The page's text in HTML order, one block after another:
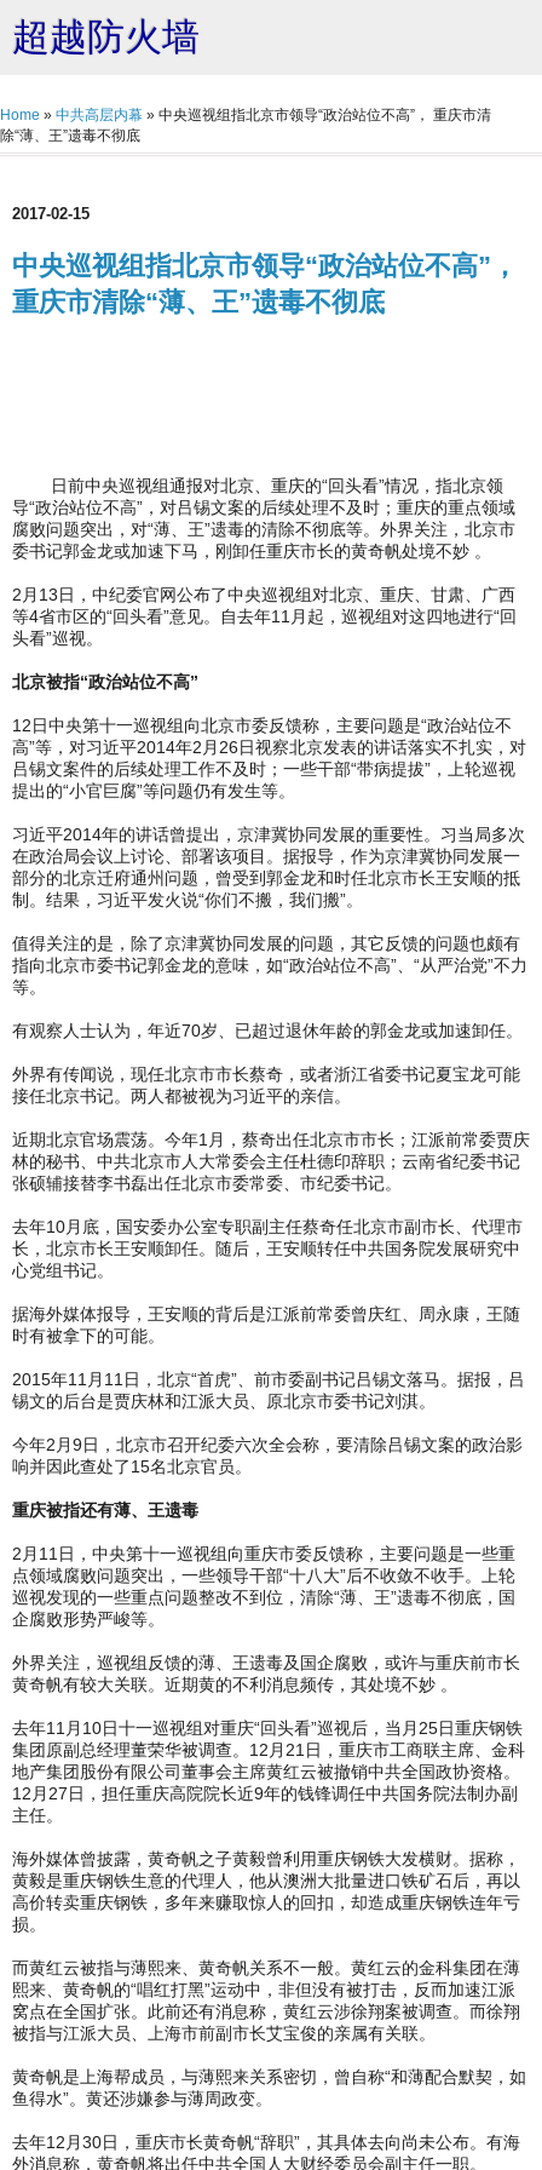
超越防火墙
Home » 中共高层内幕 » 中央巡视组指北京市领导“政治站位不高”， 重庆市清
除“薄、王”遗毒不彻底
2017-02-15
中央巡视组指北京市领导“政治站位不高”，
重庆市清除“薄、王”遗毒不彻底
日前中央巡视组通报对北京、重庆的“回头看”情况，指北京领
导“政治站位不高”，对吕锡文案的后续处理不及时；重庆的重点领域
腐败问题突出，对“薄、王”遗毒的清除不彻底等。外界关注，北京市
委书记郭金龙或加速下马，刚卸任重庆市长的黄奇帆处境不妙 。
2月13日，中纪委官网公布了中央巡视组对北京、重庆、甘肃、广西
等4省市区的“回头看”意见。自去年11月起，巡视组对这四地进行“回
头看”巡视。
北京被指“政治站位不高”
12日中央第十一巡视组向北京市委反馈称，主要问题是“政治站位不
高”等，对习近平2014年2月26日视察北京发表的讲话落实不扎实，对
吕锡文案件的后续处理工作不及时；一些干部“带病提拔”，上轮巡视
提出的“小官巨腐”等问题仍有发生等。
习近平2014年的讲话曾提出，京津冀协同发展的重要性。习当局多次
在政治局会议上讨论、部署该项目。据报导，作为京津冀协同发展一
部分的北京迁府通州问题，曾受到郭金龙和时任北京市长王安顺的抵
制。结果，习近平发火说“你们不搬，我们搬”。
值得关注的是，除了京津冀协同发展的问题，其它反馈的问题也颇有
指向北京市委书记郭金龙的意味，如“政治站位不高”、“从严治党”不力
等。
有观察人士认为，年近70岁、已超过退休年龄的郭金龙或加速卸任。
外界有传闻说，现任北京市市长蔡奇，或者浙江省委书记夏宝龙可能
接任北京书记。两人都被视为习近平的亲信。
近期北京官场震荡。今年1月，蔡奇出任北京市市长；江派前常委贾庆
林的秘书、中共北京市人大常委会主任杜德印辞职；云南省纪委书记
张硕辅接替李书磊出任北京市委常委、市纪委书记。
去年10月底，国安委办公室专职副主任蔡奇任北京市副市长、代理市
长，北京市长王安顺卸任。随后，王安顺转任中共国务院发展研究中
心党组书记。
据海外媒体报导，王安顺的背后是江派前常委曾庆红、周永康，王随
时有被拿下的可能。
2015年11月11日，北京“首虎”、前市委副书记吕锡文落马。据报，吕
锡文的后台是贾庆林和江派大员、原北京市委书记刘淇。
今年2月9日，北京市召开纪委六次全会称，要清除吕锡文案的政治影
响并因此查处了15名北京官员。
重庆被指还有薄、王遗毒
2月11日，中央第十一巡视组向重庆市委反馈称，主要问题是一些重
点领域腐败问题突出，一些领导干部“十八大”后不收敛不收手。上轮
巡视发现的一些重点问题整改不到位，清除“薄、王”遗毒不彻底，国
企腐败形势严峻等。
外界关注，巡视组反馈的薄、王遗毒及国企腐败，或许与重庆前市长
黄奇帆有较大关联。近期黄的不利消息频传，其处境不妙 。
去年11月10日十一巡视组对重庆“回头看”巡视后，当月25日重庆钢铁
集团原副总经理董荣华被调查。12月21日，重庆市工商联主席、金科
地产集团股份有限公司董事会主席黄红云被撤销中共全国政协资格。
12月27日，担任重庆高院院长近9年的钱锋调任中共国务院法制办副
主任。
海外媒体曾披露，黄奇帆之子黄毅曾利用重庆钢铁大发横财。据称，
黄毅是重庆钢铁生意的代理人，他从澳洲大批量进口铁矿石后，再以
高价转卖重庆钢铁，多年来赚取惊人的回扣，却造成重庆钢铁连年亏
损。
而黄红云被指与薄熙来、黄奇帆关系不一般。黄红云的金科集团在薄
熙来、黄奇帆的“唱红打黑”运动中，非但没有被打击，反而加速江派
窝点在全国扩张。此前还有消息称，黄红云涉徐翔案被调查。而徐翔
被指与江派大员、上海市前副市长艾宝俊的亲属有关联。
黄奇帆是上海帮成员，与薄熙来关系密切，曾自称“和薄配合默契，如
鱼得水”。黄还涉嫌参与薄周政变。
去年12月30日，重庆市长黄奇帆“辞职”，其具体去向尚未公布。有海
外消息称，黄奇帆将出任中共全国人大财经委员会副主任一职。